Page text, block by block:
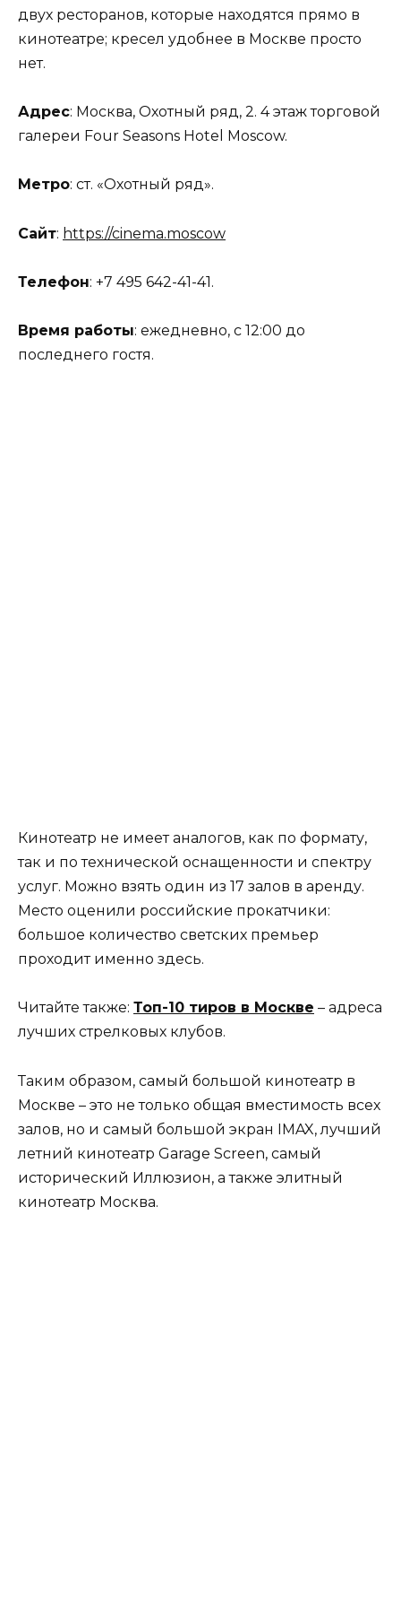
двух ресторанов, которые находятся прямо в
кинотеатре; кресел удобнее в Москве просто
нет.
Адрес: Москва, Охотный ряд, 2. 4 этаж торговой
галереи Four Seasons Hotel Moscow.
Метро: ст. «Охотный ряд».
Сайт: https://cinema.moscow
Телефон: +7 495 642-41-41.
Время работы: ежедневно, с 12:00 до
последнего гостя.
Кинотеатр не имеет аналогов, как по формату,
так и по технической оснащенности и спектру
услуг. Можно взять один из 17 залов в аренду.
Место оценили российские прокатчики:
большое количество светских премьер
проходит именно здесь.
Читайте также: Топ-10 тиров в Москве – адреса
лучших стрелковых клубов.
Таким образом, самый большой кинотеатр в
Москве – это не только общая вместимость всех
залов, но и самый большой экран IMAX, лучший
летний кинотеатр Garage Screen, самый
исторический Иллюзион, а также элитный
кинотеатр Москва.